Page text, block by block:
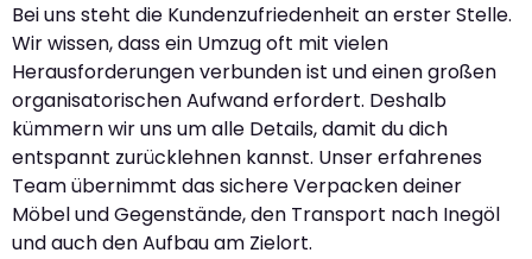
Bei uns steht die Kundenzufriedenheit an erster Stelle.
Wir wissen, dass ein Umzug oft mit vielen
Herausforderungen verbunden ist und einen großen
organisatorischen Aufwand erfordert. Deshalb
kümmern wir uns um alle Details, damit du dich
entspannt zurücklehnen kannst. Unser erfahrenes
Team übernimmt das sichere Verpacken deiner
Möbel und Gegenstände, den Transport nach Inegöl
und auch den Aufbau am Zielort.